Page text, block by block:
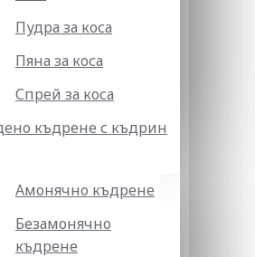
Пудра за коса
Пяна за коса
Спрей за коса
къдрене с къдрин
Амонячно къдрене
Безамонячно
къдрене